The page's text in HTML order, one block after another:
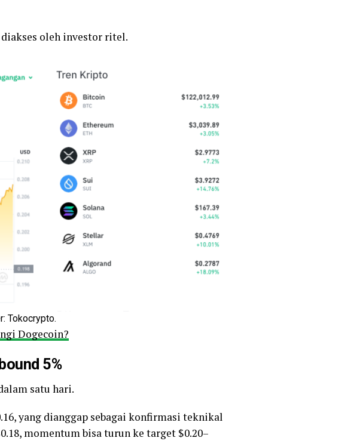
diakses oleh investor ritel.
Tokocrypto.
Dogecoin?
5%
satu hari.
yang dianggap sebagai konfirmasi teknikal
momentum bisa turun ke target $0.20–